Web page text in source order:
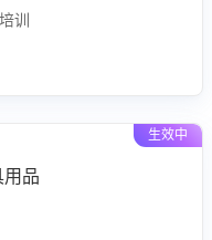
训
生效中
用品